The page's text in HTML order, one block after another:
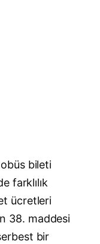
bileti
farklılık
ücretleri
38. maddesi
bir